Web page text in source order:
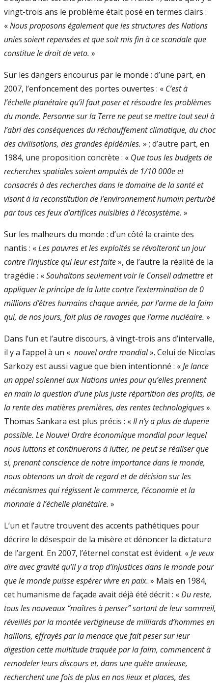
vingt-trois ans le problème était posé en termes clairs :
«Nous proposons également que les structures des Nations
unies soient repensées et que soit mis fin à ce scandale que
constitue le droit de veto. »
Sur les dangers encourus par le monde : d’une part, en
2007, l’enfoncement des portes ouvertes : « C’est à
l’échelle planétaire qu’il faut poser et résoudre les problèmes
du monde. Personne sur la Terre ne peut se mettre tout seul à
l’abri des conséquences du réchauffement climatique, du choc
des civilisations, des grandes épidémies. » ; d’autre part, en
1984, une proposition concrète : « Que tous les budgets de
recherches spatiales soient amputés de 1/10 000e et
consacrés à des recherches dans le domaine de la santé et
visant à la reconstitution de l’environnement humain perturbé
par tous ces feux d’artifices nuisibles à l’écosystème. »
Sur les malheurs du monde : d’un côté la crainte des
nantis : «Les pauvres et les exploités se révolteront un jour
contre l’injustice qui leur est faite», de l’autre la réalité de la
tragédie : «Souhaitons seulement voir le Conseil admettre et
appliquer le principe de la lutte contre l’extermination de 0
millions d’êtres humains chaque année, par l’arme de la faim
qui, de nos jours, fait plus de ravages que l’arme nucléaire. »
Dans l’un et l’autre discours, à vingt-trois ans d’intervalle,
il y a l’appel à un « nouvel ordre mondial». Celui de Nicolas
Sarkozy est aussi vague que bien intentionné : «Je lance
un appel solennel aux Nations unies pour qu’elles prennent
en main la question d’une plus juste répartition des profits, de
la rente des matières premières, des rentes technologiques».
Thomas Sankara est plus précis : «Il n’y a plus de duperie
possible. Le Nouvel Ordre économique mondial pour lequel
nous luttons et continuerons à lutter, ne peut se réaliser que
si, prenant conscience de notre importance dans le monde,
nous obtenons un droit de regard et de décision sur les
mécanismes qui régissent le commerce, l’économie et la
monnaie à l’échelle planétaire. »
L’un et l’autre trouvent des accents pathétiques pour
décrire le désespoir de la misère et dénoncer la dictature
de l’argent. En 2007, l’éternel constat est évident. «Je veux
dire avec gravité qu’il y a trop d’injustices dans le monde pour
que le monde puisse espérer vivre en paix. » Mais en 1984,
cet humanisme de façade avait déjà été décrit : «Du reste,
tous les nouveaux “maîtres à penser” sortant de leur sommeil,
réveillés par la montée vertigineuse de milliards d’hommes en
haillons, effrayés par la menace que fait peser sur leur
digestion cette multitude traquée par la faim, commencent à
remodeler leurs discours et, dans une quête anxieuse,
recherchent une fois de plus en nos lieux et places, des